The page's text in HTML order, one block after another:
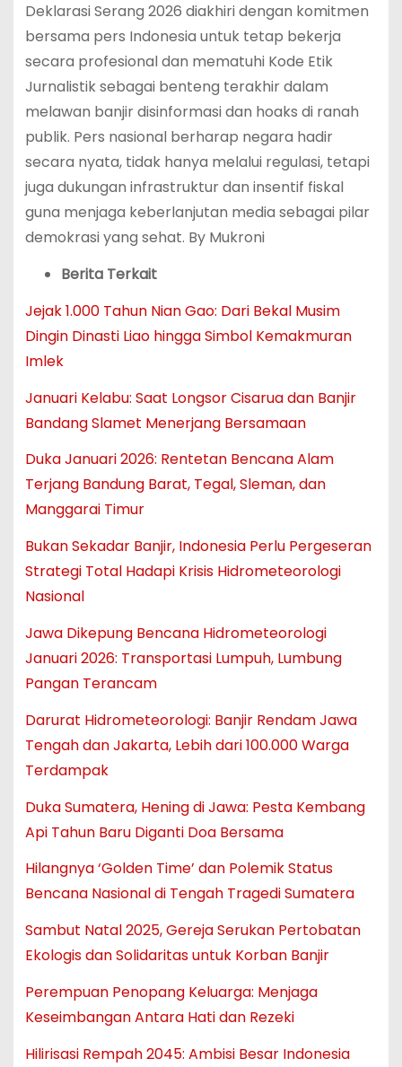
Deklarasi Serang 2026 diakhiri dengan komitmen
bersama pers Indonesia untuk tetap bekerja
secara profesional dan mematuhi Kode Etik
Jurnalistik sebagai benteng terakhir dalam
melawan banjir disinformasi dan hoaks di ranah
publik. Pers nasional berharap negara hadir
secara nyata, tidak hanya melalui regulasi, tetapi
juga dukungan infrastruktur dan insentif fiskal
guna menjaga keberlanjutan media sebagai pilar
demokrasi yang sehat. By Mukroni
Berita Terkait
Jejak 1.000 Tahun Nian Gao: Dari Bekal Musim
Dingin Dinasti Liao hingga Simbol Kemakmuran
Imlek
Januari Kelabu: Saat Longsor Cisarua dan Banjir
Bandang Slamet Menerjang Bersamaan
Duka Januari 2026: Rentetan Bencana Alam
Terjang Bandung Barat, Tegal, Sleman, dan
Manggarai Timur
Bukan Sekadar Banjir, Indonesia Perlu Pergeseran
Strategi Total Hadapi Krisis Hidrometeorologi
Nasional
Jawa Dikepung Bencana Hidrometeorologi
Januari 2026: Transportasi Lumpuh, Lumbung
Pangan Terancam
Darurat Hidrometeorologi: Banjir Rendam Jawa
Tengah dan Jakarta, Lebih dari 100.000 Warga
Terdampak
Duka Sumatera, Hening di Jawa: Pesta Kembang
Api Tahun Baru Diganti Doa Bersama
Hilangnya ‘Golden Time’ dan Polemik Status
Bencana Nasional di Tengah Tragedi Sumatera
Sambut Natal 2025, Gereja Serukan Pertobatan
Ekologis dan Solidaritas untuk Korban Banjir
Perempuan Penopang Keluarga: Menjaga
Keseimbangan Antara Hati dan Rezeki
Hilirisasi Rempah 2045: Ambisi Besar Indonesia